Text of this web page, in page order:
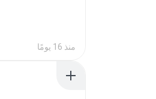
منذ 16 يومًا